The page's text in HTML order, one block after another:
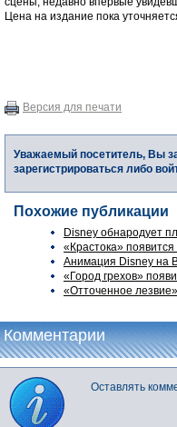
Цена на издание пока
Версия для печати
Уважаемый посетитель, Вы
зарегистрироваться либо
Похожие публикации
Disney обнародует
«Крастока»
Анимация Disney на
«Город грехов»
«Отточенное
Комментарии
Оставлять